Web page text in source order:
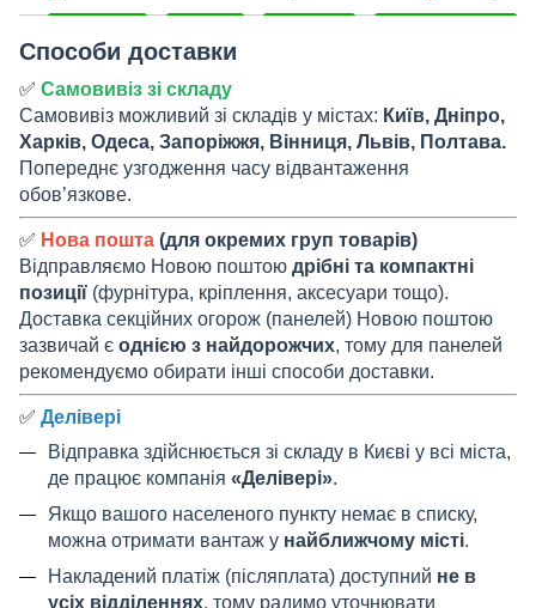
Способи доставки
✅ Самовивіз зі складу
Самовивіз можливий зі складів у містах: Київ, Дніпро,
Харків, Одеса, Запоріжжя, Вінниця, Львів, Полтава.
Попереднє узгодження часу відвантаження
обов’язкове.
✅ Нова пошта (для окремих груп товарів)
Відправляємо Новою поштою дрібні та компактні
позиції (фурнітура, кріплення, аксесуари тощо).
Доставка секційних огорож (панелей) Новою поштою
зазвичай є однією з найдорожчих, тому для панелей
рекомендуємо обирати інші способи доставки.
✅ Делівері
Відправка здійснюється зі складу в Києві у всі міста,
де працює компанія «Делівері».
Якщо вашого населеного пункту немає в списку,
можна отримати вантаж у найближчому місті.
Накладений платіж (післяплата) доступний не в
усіх відділеннях, тому радимо уточнювати